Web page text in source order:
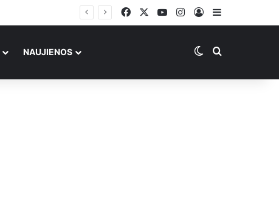
FacebookYouTubeInstagramPrisijungti
Sidebar
NAUJIENOS Switch skin
Ieškoti